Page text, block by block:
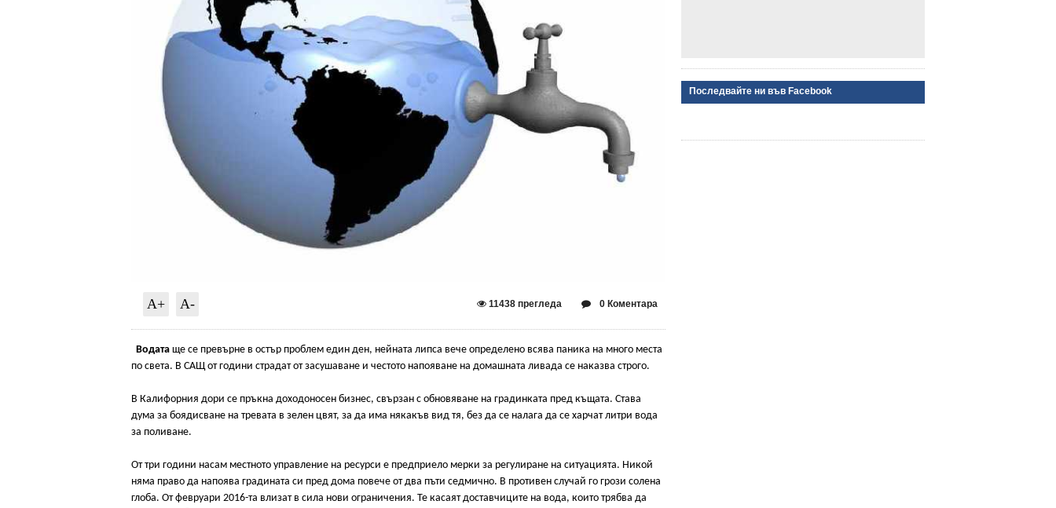
A+ A- 11438 прегледа 0 Коментара
Водата ще се превърне в остър проблем един ден, нейната липса вече определено всява паника на много места
по света. В САЩ от години страдат от засушаване и честото напояване на домашната ливада се наказва строго.
В Калифорния дори се пръкна доходоносен бизнес, свързан с обновяване на градинката пред къщата. Става
дума за боядисване на тревата в зелен цвят, за да има някакъв вид тя, без да се налага да се харчат литри вода
за поливане.
От три години насам местното управление на ресурси е предприело мерки за регулиране на ситуацията. Никой
няма право да напоява градината си пред дома повече от два пъти седмично. В противен случай го грози солена
глоба. От февруари 2016-та влизат в сила нови ограничения. Те касаят доставчиците на вода, които трябва да
Последвайте ни във Facebook